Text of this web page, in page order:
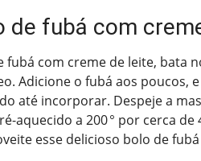
de fubá com
fubá com creme de leite, bata
Adicione o fubá aos poucos,
até incorporar. Despeje a
aquecido a 200 ° por cerca
esse delicioso bolo de